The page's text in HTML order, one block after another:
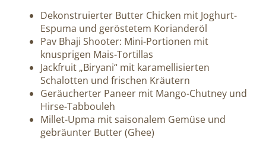
Dekonstruierter Butter Chicken mit Joghurt-
Espuma und geröstetem Korianderöl
Pav Bhaji Shooter: Mini-Portionen mit
knusprigen Mais-Tortillas
Jackfruit „Biryani“ mit karamellisierten
Schalotten und frischen Kräutern
Geräucherter Paneer mit Mango-Chutney und
Hirse-Tabbouleh
Millet-Upma mit saisonalem Gemüse und
gebräunter Butter (Ghee)